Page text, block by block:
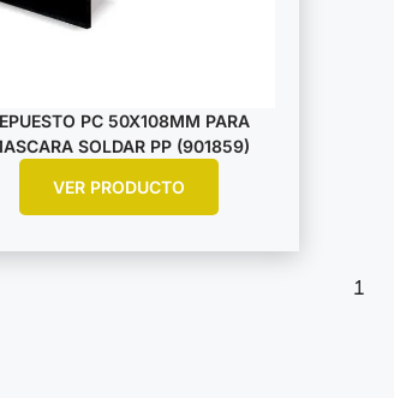
PC 50X108MM PARA
SOLDAR PP (901859)
VER PRODUCTO
1